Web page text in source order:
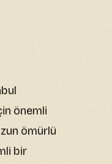
önemli
ömürlü
bir